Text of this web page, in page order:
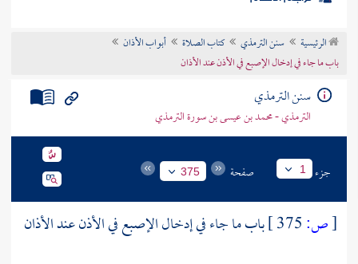
موضوعي
تراجم الأعلام
الرئيسية سنن الترمذي كتاب الصلاة
أبواب الأذان
باب ما جاء في إدخال الإصبع في الأذن عند الأذان
سنن الترمذي
الترمذي - محمد بن عيسى بن سورة الترمذي
جزء 1 صفحة 375
[ص:
باب ما جاء في إدخال الإصبع في الأذن عند الأذان